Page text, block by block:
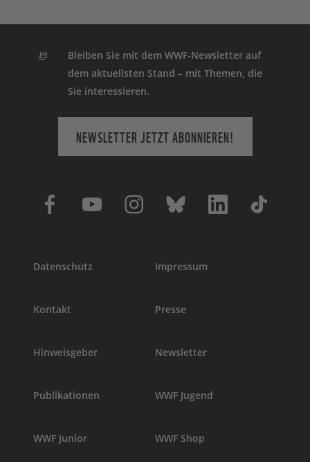
Bleiben Sie mit dem WWF-Newsletter auf
dem aktuellsten Stand – mit Themen, die
Sie interessieren.
NEWSLETTER JETZT ABONNIEREN!
Datenschutz Impressum
Kontakt Presse
Hinweisgeber Newsletter
Publikationen WWF Jugend
WWF Junior WWF Shop